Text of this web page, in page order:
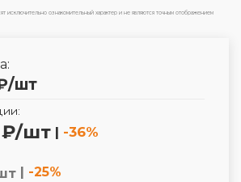
исключительно ознакомительный характер и не являются точным отображением
/шт
₽/шт | -36%
| -25%